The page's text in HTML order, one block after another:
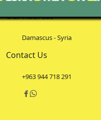
Our Address
Damascus - Syria
Contact Us
+963 944 718 291